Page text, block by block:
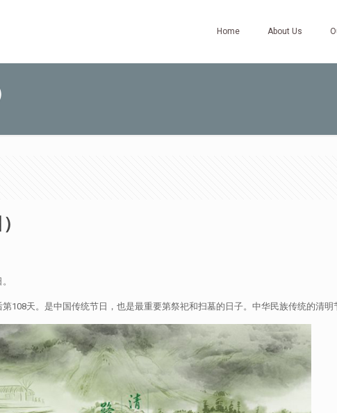
Home About Us
108天。是中国传统节日，也是最重要第祭祀和扫墓的日子。中华民族传统的清明